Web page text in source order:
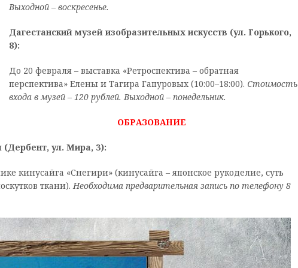
Выходной – воскресенье.
Дагестанский музей изобразительных искусств (ул. Горького,
8):
До 20 февраля – выставка «Ретроспектива – обратная
перспектива» Елены и Тагира Гапуровых (10:00–18:00). Стоимость
входа в музей – 120 рублей. Выходной – понедельник.
ОБРАЗОВАНИЕ
(Дербент, ул. Мира, 3):
кинусайга «Снегири» (кинусайга – японское рукоделие, суть
ткани). Необходима предварительная запись по телефону 8